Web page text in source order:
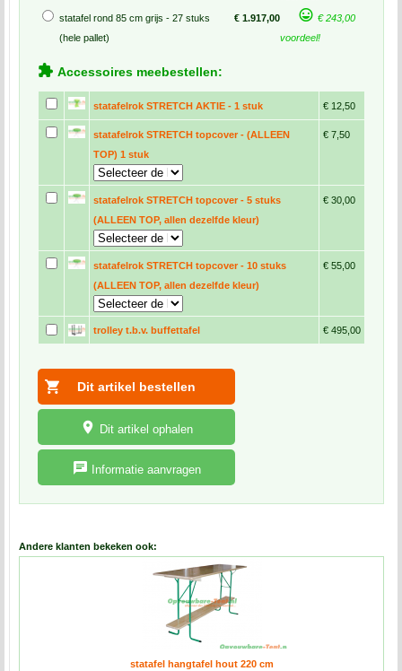
statafel rond 85 cm grijs - 27 stuks
(hele pallet)
€ 1.917,00
€ 243,00
voordeel!
Accessoires meebestellen:
statafelrok STRETCH AKTIE - 1 stuk € 12,50
statafelrok STRETCH topcover - (ALLEEN
TOP) 1 stuk
€ 7,50
statafelrok STRETCH topcover - 5 stuks
(ALLEEN TOP, allen dezelfde kleur)
€ 30,00
statafelrok STRETCH topcover - 10 stuks
(ALLEEN TOP, allen dezelfde kleur)
€ 55,00
trolley t.b.v. buffettafel € 495,00
Dit artikel ophalen
Informatie aanvragen
Andere klanten bekeken ook:
statafel hangtafel hout 220 cm